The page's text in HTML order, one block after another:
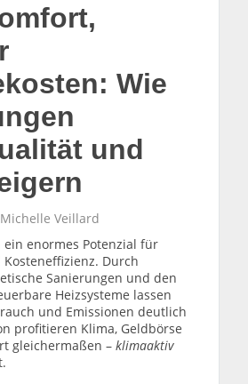
Wie
und
Veillard
ein enormes Potenzial für
Durch
Sanierungen und den
Heizsysteme lassen
und Emissionen deutlich
profitieren Klima, Geldbörse
gleichermaßen – klimaaktiv